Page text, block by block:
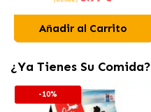
Añadir al Carrito
¿Ya Tienes Su Comida?
-10%